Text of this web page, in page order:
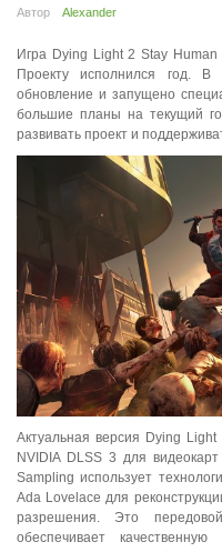
Автор
Alexander
Игра Dying Light 2 Stay
Проекту исполнился год. В
обновление и запущено
большие планы на текущий
развивать проект и
Актуальная версия Dying
NVIDIA DLSS 3 для
Sampling использует
Ada Lovelace для
разрешения. Это
обеспечивает